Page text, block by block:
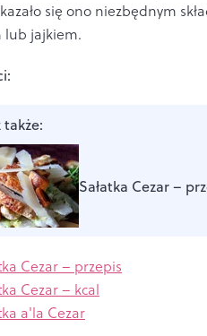
się ono niezbędnym
lub jajkiem.
także:
Sałatka Cezar –
Cezar – przepis
Cezar – kcal
a'la Cezar